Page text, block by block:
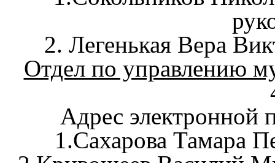
2. Легенькая Вера
Отдел по управлению
Адрес электронной
1.Сахарова Тамара